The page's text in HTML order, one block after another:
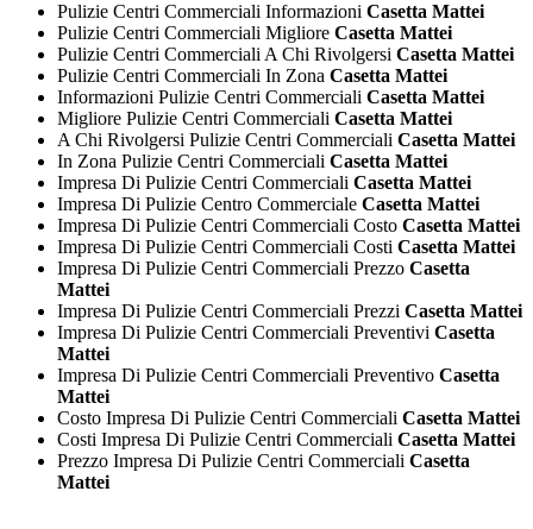
Pulizie Centri Commerciali Informazioni Casetta Mattei
Pulizie Centri Commerciali Migliore Casetta Mattei
Pulizie Centri Commerciali A Chi Rivolgersi Casetta Mattei
Pulizie Centri Commerciali In Zona Casetta Mattei
Informazioni Pulizie Centri Commerciali Casetta Mattei
Migliore Pulizie Centri Commerciali Casetta Mattei
A Chi Rivolgersi Pulizie Centri Commerciali Casetta Mattei
In Zona Pulizie Centri Commerciali Casetta Mattei
Impresa Di Pulizie Centri Commerciali Casetta Mattei
Impresa Di Pulizie Centro Commerciale Casetta Mattei
Impresa Di Pulizie Centri Commerciali Costo Casetta Mattei
Impresa Di Pulizie Centri Commerciali Costi Casetta Mattei
Impresa Di Pulizie Centri Commerciali Prezzo Casetta
Mattei
Impresa Di Pulizie Centri Commerciali Prezzi Casetta Mattei
Impresa Di Pulizie Centri Commerciali Preventivi Casetta
Mattei
Impresa Di Pulizie Centri Commerciali Preventivo Casetta
Mattei
Costo Impresa Di Pulizie Centri Commerciali Casetta Mattei
Costi Impresa Di Pulizie Centri Commerciali Casetta Mattei
Prezzo Impresa Di Pulizie Centri Commerciali Casetta
Mattei